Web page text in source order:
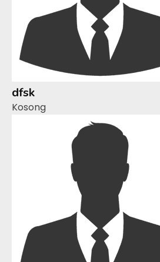
dfsk
Kosong